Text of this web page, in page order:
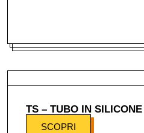
TS – TUBO IN SILICONE
SCOPRI